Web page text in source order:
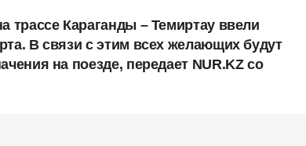
трассе Караганды – Темиртау ввели
В связи с этим всех желающих будут
на поезде, передает NUR.KZ со